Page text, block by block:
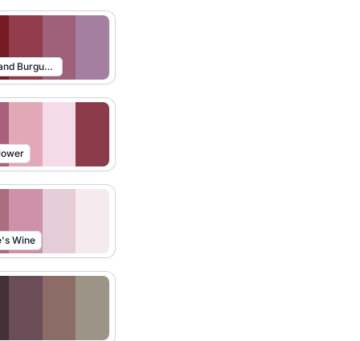
Lavender and Burgundy
Wine